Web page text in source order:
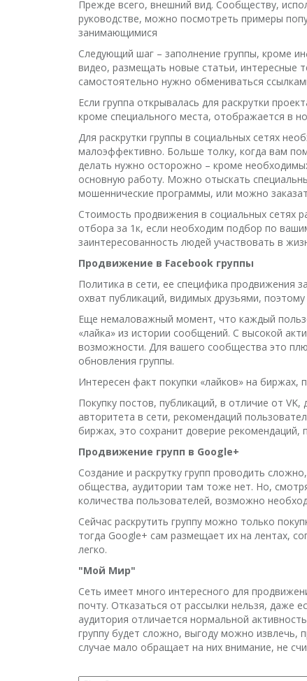
Прежде всего, внешний вид. Сообществу,
руководстве, можно посмотреть примеры
занимающимися
Следующий шаг – заполнение группы, кроме
видео, размещать новые статьи, интересные
самостоятельно нужно обмениваться
Если группа открывалась для раскрутки
кроме специального места, отображается в
Для раскрутки группы в социальных сетях
малоэффективно. Больше толку, когда вам
делать нужно осторожно – кроме
основную работу. Можно отыскать
мошеннические программы, или можно
Стоимость продвижения в социальных сетях
отбора за 1к, если необходим подбор по
заинтересованность людей участвовать в
Продвижение в Facebook группы
Политика в сети, ее специфика продвижения
охват публикаций, видимых друзьями,
Еще немаловажный момент, что каждый
«лайка» из истории сообщений. С высокой
возможности. Для вашего сообщества это
обновления группы.
Интересен факт покупки «лайков» на биржах,
Покупку постов, публикаций, в отличие от VK,
авторитета в сети, рекомендаций
биржах, это сохранит доверие рекомендаций,
Продвижение групп в Google+
Создание и раскрутку групп проводить
общества, аудитории там тоже нет. Но,
количества пользователей, возможно
Сейчас раскрутить группу можно только
тогда Google+ сам размещает их на лентах,
легко.
"Мой Мир"
Сеть имеет много интересного для
почту. Отказаться от рассылки нельзя, даже
аудитория отличается нормальной
группу будет сложно, выгоду можно извлечь,
случае мало обращает на них внимание, не